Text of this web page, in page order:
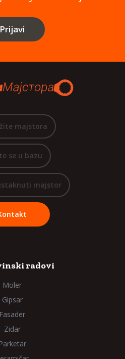
Prijavi
majstora
se u bazu
majstor
radovi
Moler
Gipsar
Fasader
Zidar
Parketar